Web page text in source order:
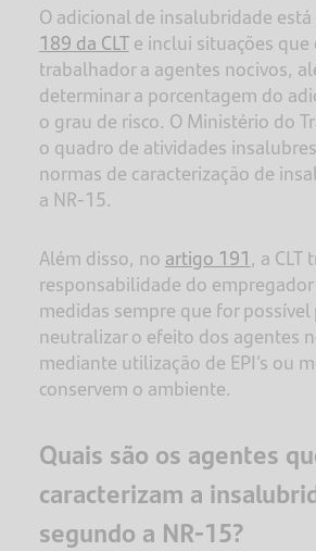
O adicional de insalubridade
189 da CLTe inclui situações que
trabalhador a agentes nocivos,
determinar a porcentagem do
o grau de risco. O Ministério do
o quadro de atividades
normas de caracterização de
a NR-15.
Além disso, no artigo 191, a CLT
responsabilidade do
medidas sempre que for possível
neutralizar o efeito dos agentes
mediante utilização de EPI’s ou
conservem o ambiente.
Quais são os agentes
caracterizam a
segundo a NR-15?